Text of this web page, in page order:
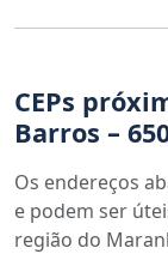
CEPs
Barros –
Os endereços
e podem ser
região do